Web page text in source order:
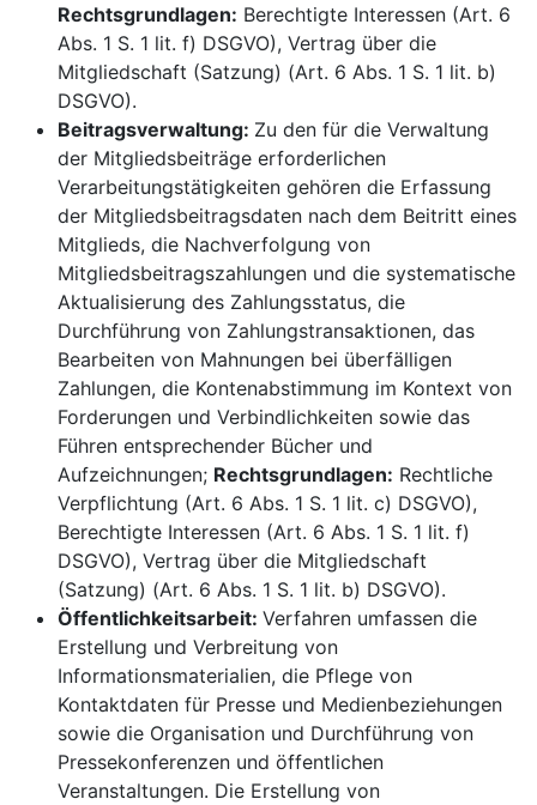
Rechtsgrundlagen: Berechtigte Interessen (Art. 6
Abs. 1 S. 1 lit. f) DSGVO), Vertrag über die
Mitgliedschaft (Satzung) (Art. 6 Abs. 1 S. 1 lit. b)
DSGVO).
Beitragsverwaltung: Zu den für die Verwaltung
der Mitgliedsbeiträge erforderlichen
Verarbeitungstätigkeiten gehören die Erfassung
der Mitgliedsbeitragsdaten nach dem Beitritt eines
Mitglieds, die Nachverfolgung von
Mitgliedsbeitragszahlungen und die systematische
Aktualisierung des Zahlungsstatus, die
Durchführung von Zahlungstransaktionen, das
Bearbeiten von Mahnungen bei überfälligen
Zahlungen, die Kontenabstimmung im Kontext von
Forderungen und Verbindlichkeiten sowie das
Führen entsprechender Bücher und
Aufzeichnungen; Rechtsgrundlagen: Rechtliche
Verpflichtung (Art. 6 Abs. 1 S. 1 lit. c) DSGVO),
Berechtigte Interessen (Art. 6 Abs. 1 S. 1 lit. f)
DSGVO), Vertrag über die Mitgliedschaft
(Satzung) (Art. 6 Abs. 1 S. 1 lit. b) DSGVO).
Öffentlichkeitsarbeit: Verfahren umfassen die
Erstellung und Verbreitung von
Informationsmaterialien, die Pflege von
Kontaktdaten für Presse und Medienbeziehungen
sowie die Organisation und Durchführung von
Pressekonferenzen und öffentlichen
Veranstaltungen. Die Erstellung von